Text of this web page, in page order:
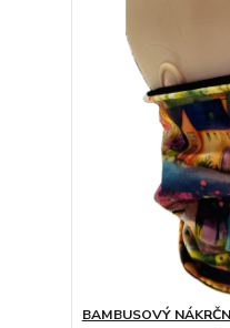
BAMBUSOVÝ